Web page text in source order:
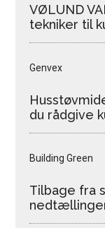
VØLUND
tekniker til
Genvex
du rådgive
Building Green
Tilbage fra